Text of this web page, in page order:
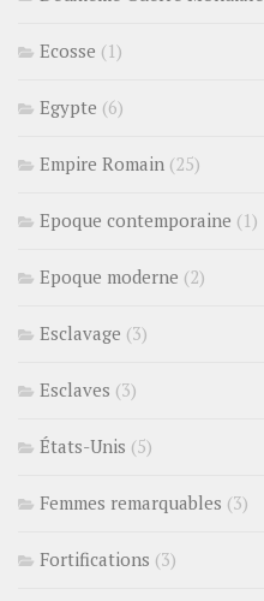
Ecosse (1)
Egypte (6)
Empire Romain (25)
Epoque contemporaine (1)
Epoque moderne (2)
Esclavage (3)
Esclaves (3)
États-Unis (5)
Femmes remarquables (3)
Fortifications (3)